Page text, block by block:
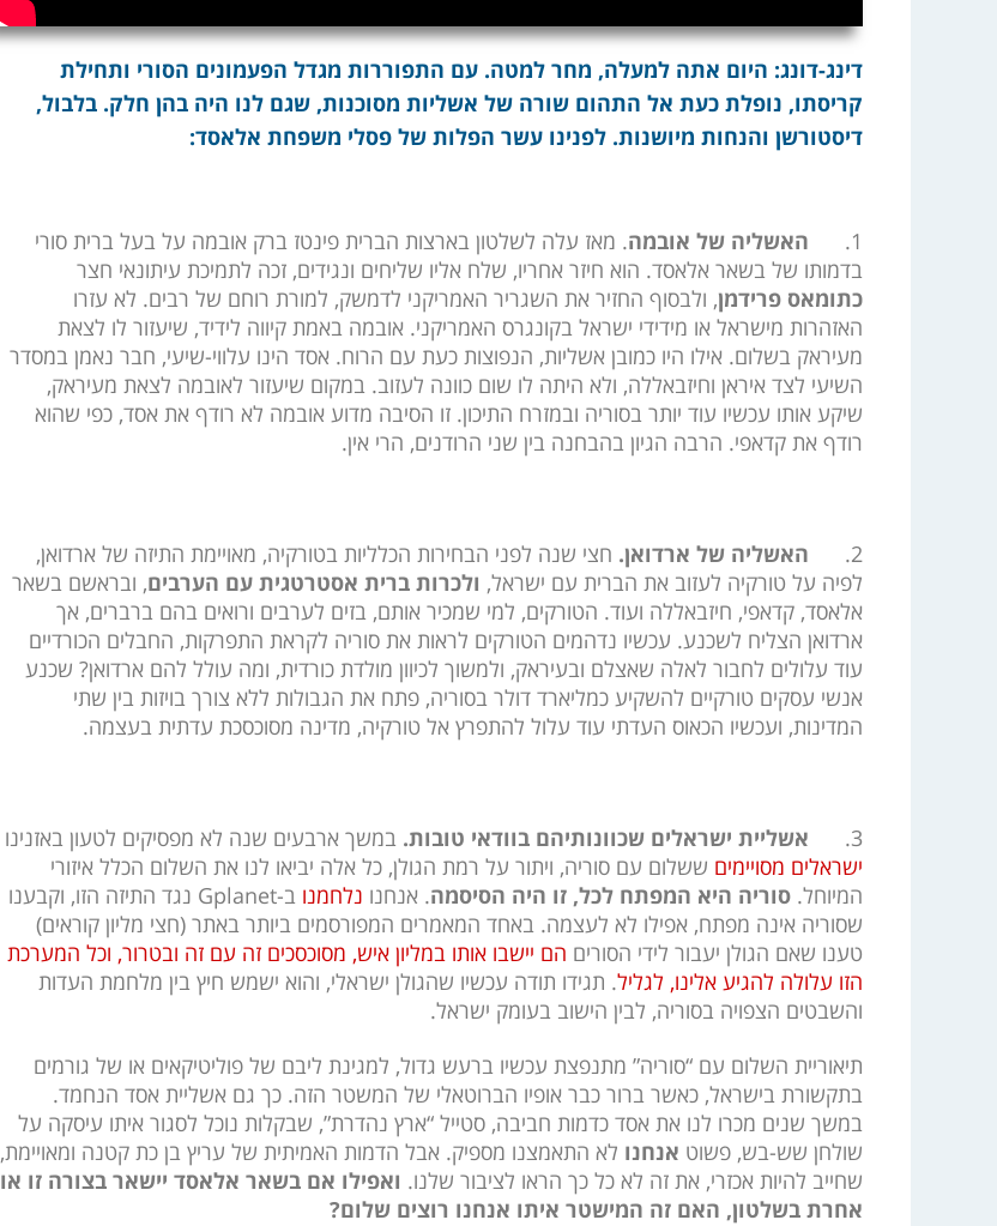
דינג-דונג: היום אתה למעלה, מחר למטה. עם התפוררות מגדל הפעמונים הסורי ותחילת
קריסתו, נופלת כעת אל התהום שורה של אשליות מסוכנות, שגם לנו היה בהן חלק. בלבול,
דיסטורשן והנחות מיושנות. לפנינו עשר הפלות של פסלי משפחת אלאסד:
1. האשליה של אובמה. מאז עלה לשלטון בארצות הברית פינטז ברק אובמה על בעל ברית סורי
בדמותו של בשאר אלאסד. הוא חיזר אחריו, שלח אליו שליחים ונגידים, זכה לתמיכת עיתונאי חצר
כתומאס פרידמן, ולבסוף החזיר את השגריר האמריקני לדמשק, למורת רוחם של רבים. לא עזרו
האזהרות מישראל או מידידי ישראל בקונגרס האמריקני. אובמה באמת קיווה לידיד, שיעזור לו לצאת
מעיראק בשלום. אילו היו כמובן אשליות, הנפוצות כעת עם הרוח. אסד הינו עלווי-שיעי, חבר נאמן במסדר
השיעי לצד איראן וחיזבאללה, ולא היתה לו שום כוונה לעזוב. במקום שיעזור לאובמה לצאת מעיראק,
שיקע אותו עכשיו עוד יותר בסוריה ובמזרח התיכון. זו הסיבה מדוע אובמה לא רודף את אסד, כפי שהוא
רודף את קדאפי. הרבה הגיון בהבחנה בין שני הרודנים, הרי אין.
2. האשליה של ארדואן. חצי שנה לפני הבחירות הכלליות בטורקיה, מאויימת התיזה של ארדואן,
לפיה על טורקיה לעזוב את הברית עם ישראל, ולכרות ברית אסטרטגית עם הערבים, ובראשם בשאר
אלאסד, קדאפי, חיזבאללה ועוד. הטורקים, למי שמכיר אותם, בזים לערבים ורואים בהם ברברים, אך
ארדואן הצליח לשכנע. עכשיו נדהמים הטורקים לראות את סוריה לקראת התפרקות, החבלים הכורדיים
עוד עלולים לחבור לאלה שאצלם ובעיראק, ולמשוך לכיוון מולדת כורדית, ומה עולל להם ארדואן? שכנע
אנשי עסקים טורקיים להשקיע כמליארד דולר בסוריה, פתח את הגבולות ללא צורך בויזות בין שתי
המדינות, ועכשיו הכאוס העדתי עוד עלול להתפרץ אל טורקיה, מדינה מסוכסכת עדתית בעצמה.
3. אשליית ישראלים שכוונותיהם בוודאי טובות. במשך ארבעים שנה לא מפסיקים לטעון באזנינו
ישראלים מסויימים ששלום עם סוריה, ויתור על רמת הגולן, כל אלה יביאו לנו את השלום הכלל איזורי
המיוחל. סוריה היא המפתח לכל, זו היה הסיסמה. אנחנו נלחמנו
ב-Gplanet נגד התיזה הזו, וקבענו
שסוריה אינה מפתח, אפילו לא לעצמה. באחד המאמרים המפורסמים ביותר באתר (חצי מליון קוראים)
טענו שאם הגולן יעבור לידי הסורים הם יישבו אותו במליון איש, מסוכסכים זה עם זה ובטרור, וכל המערכת
הזו עלולה להגיע אלינו, לגליל. תגידו תודה עכשיו שהגולן ישראלי, והוא ישמש חיץ בין מלחמת העדות
והשבטים הצפויה בסוריה, לבין הישוב בעומק ישראל.
תיאוריית השלום עם “סוריה” מתנפצת עכשיו ברעש גדול, למגינת ליבם של פוליטיקאים או של גורמים
בתקשורת בישראל, כאשר ברור כבר אופיו הברוטאלי של המשטר הזה. כך גם אשליית אסד הנחמד.
במשך שנים מכרו לנו את אסד כדמות חביבה, סטייל “ארץ נהדרת”, שבקלות נוכל לסגור איתו עיסקה על
שולחן שש-בש, פשוט אנחנו לא התאמצנו מספיק. אבל הדמות האמיתית של עריץ בן כת קטנה ומאויימת,
שחייב להיות אכזרי, את זה לא כל כך הראו לציבור שלנו. ואפילו אם בשאר אלאסד יישאר בצורה זו או
אחרת בשלטון, האם זה המישטר איתו אנחנו רוצים שלום?